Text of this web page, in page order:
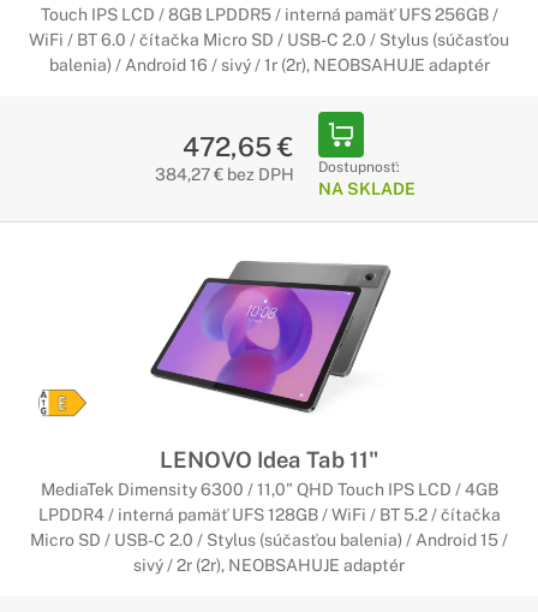
Touch IPS LCD / 8GB LPDDR5 / interná pamäť UFS 256GB /
WiFi / BT 6.0 / čítačka Micro SD / USB-C 2.0 / Stylus (súčasťou
balenia) / Android 16 / sivý / 1r (2r), NEOBSAHUJE adaptér
472,65 €
384,27 € bez DPH Dostupnosť:
NA SKLADE
LENOVO Idea Tab 11"
MediaTek Dimensity 6300 / 11,0" QHD Touch IPS LCD / 4GB
LPDDR4 / interná pamäť UFS 128GB / WiFi / BT 5.2 / čítačka
Micro SD / USB-C 2.0 / Stylus (súčasťou balenia) / Android 15 /
sivý / 2r (2r), NEOBSAHUJE adaptér